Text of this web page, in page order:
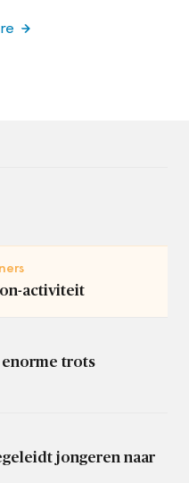
activiteit
enorme trots
jongeren naar